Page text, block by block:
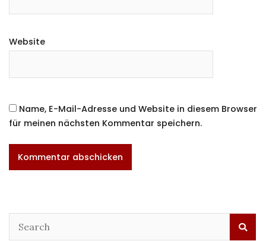
Website
Name, E-Mail-Adresse und Website in diesem Browser
für meinen nächsten Kommentar speichern.